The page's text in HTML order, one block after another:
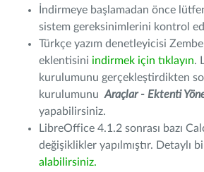
İndirmeye başlamadan önce
sistem gereksinimlerini kontrol
Türkçe yazım denetleyicisi
eklentisini indirmek için tıklayın.
kurulumunu gerçekleştirdikten
kurulumunu Araçlar - Ektenti
yapabilirsiniz.
LibreOffice 4.1.2 sonrası bazı
değişiklikler yapılmıştır. Detaylı
alabilirsiniz.